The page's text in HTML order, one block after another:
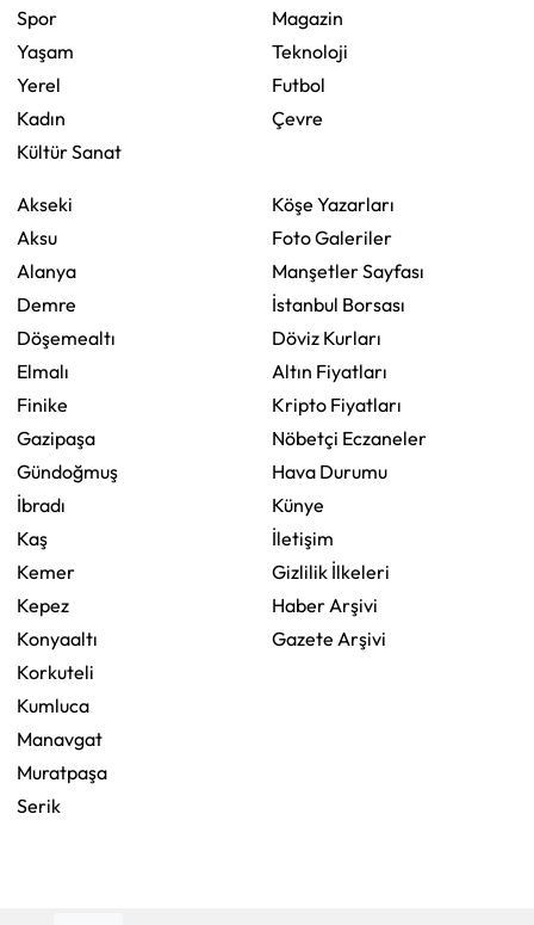
Spor
Yaşam
Yerel
Kadın
Kültür Sanat
Magazin
Teknoloji
Futbol
Çevre
Akseki
Aksu
Alanya
Demre
Döşemealtı
Elmalı
Finike
Gazipaşa
Gündoğmuş
İbradı
Kaş
Kemer
Kepez
Konyaaltı
Korkuteli
Kumluca
Manavgat
Muratpaşa
Serik
Köşe Yazarları
Foto Galeriler
Manşetler Sayfası
İstanbul Borsası
Döviz Kurları
Altın Fiyatları
Kripto Fiyatları
Nöbetçi Eczaneler
Hava Durumu
Künye
İletişim
Gizlilik İlkeleri
Haber Arşivi
Gazete Arşivi